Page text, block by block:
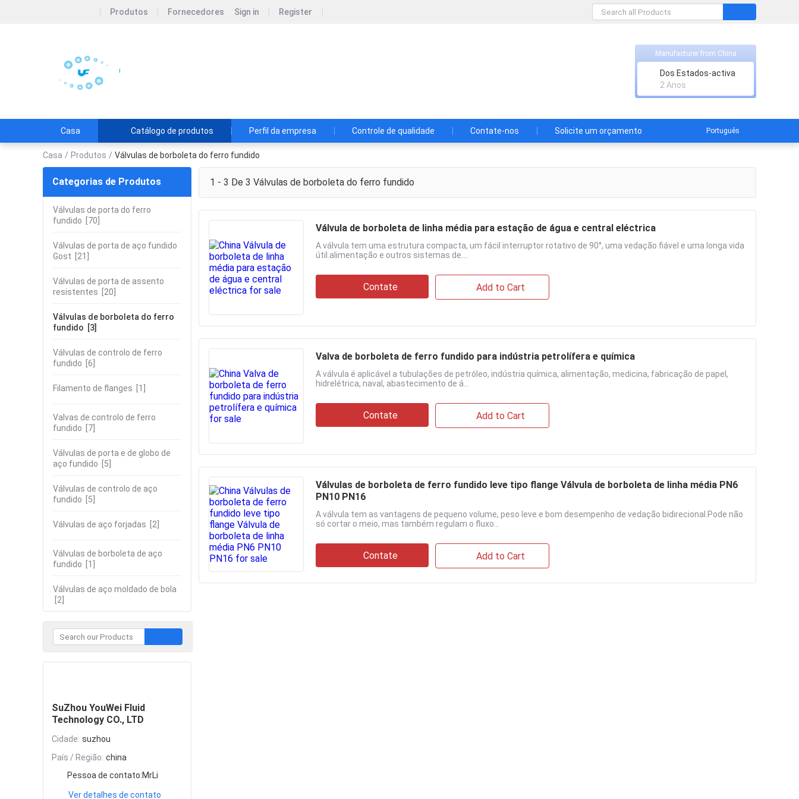
Produtos Fornecedores Sign in Register
Manufacturer from China
Dos Estados-activa
2 Anos
Casa Catálogo de produtos Perfil da empresa Controle de qualidade Contate-nos Solicite um orçamento Português
Casa / Produtos / Válvulas de borboleta do ferro fundido
Categorias de Produtos
Válvulas de porta do ferro
fundido [70]
Válvulas de porta de aço fundido
Gost [21]
Válvulas de porta de assento
resistentes [20]
Válvulas de borboleta do ferro
fundido [3]
Válvulas de controlo de ferro
fundido [6]
Filamento de flanges [1]
Valvas de controlo de ferro
fundido [7]
Válvulas de porta e de globo de
aço fundido [5]
Válvulas de controlo de aço
fundido [5]
Válvulas de aço forjadas [2]
Válvulas de borboleta de aço
fundido [1]
Válvulas de aço moldado de bola
[2]
SuZhou YouWei Fluid
Technology CO., LTD
Cidade: suzhou
País / Região: china
Pessoa de contato:MrLi
Ver detalhes de contato
1 - 3 De 3 Válvulas de borboleta do ferro fundido
Válvula de borboleta de linha média para estação de água e central eléctrica
A válvula tem uma estrutura compacta, um fácil interruptor rotativo de 90°, uma vedação fiável e uma longa vida
útil.alimentação e outros sistemas de....
Contate Add to Cart
Valva de borboleta de ferro fundido para indústria petrolífera e química
A válvula é aplicável a tubulações de petróleo, indústria química, alimentação, medicina, fabricação de papel,
hidrelétrica, naval, abastecimento de á...
Contate Add to Cart
Válvulas de borboleta de ferro fundido leve tipo flange Válvula de borboleta de linha média PN6
PN10 PN16
A válvula tem as vantagens de pequeno volume, peso leve e bom desempenho de vedação bidirecional.Pode não
só cortar o meio, mas também regulam o fluxo...
Contate Add to Cart